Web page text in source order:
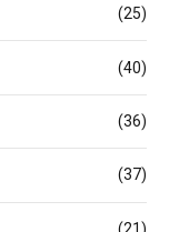
(25)
(40)
(36)
(37)
(21)